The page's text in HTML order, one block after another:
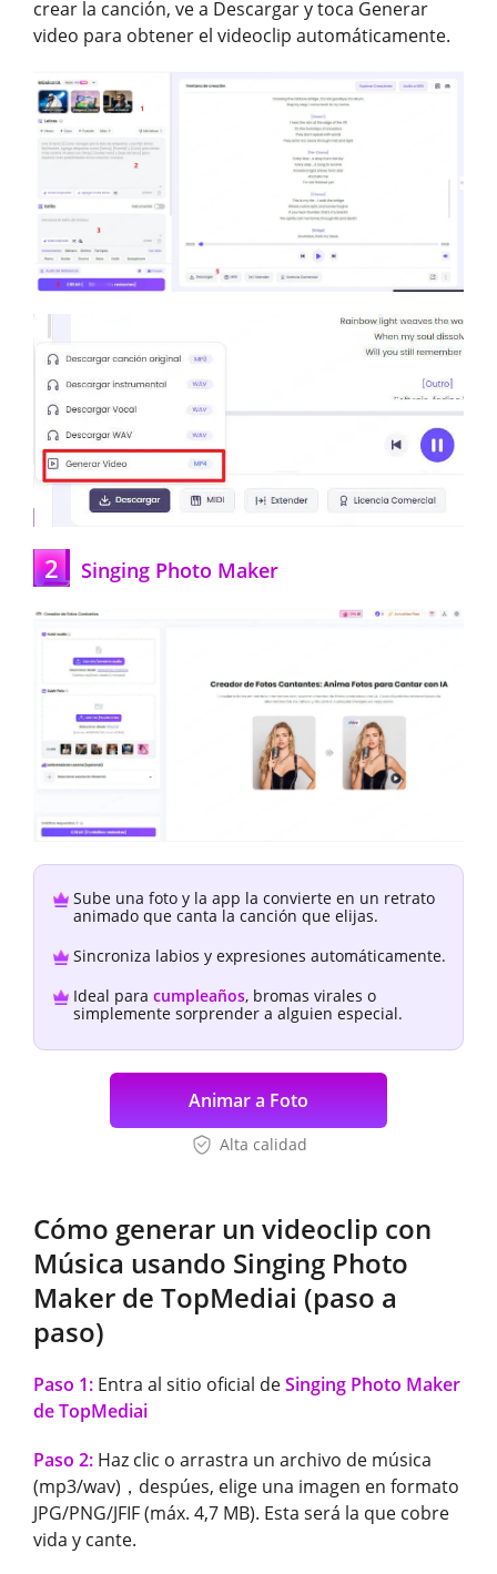
crear la canción, ve a Descargar y toca Generar
video para obtener el videoclip automáticamente.
2 Singing Photo Maker
Sube una foto y la app la convierte en un retrato
animado que canta la canción que elijas.
Sincroniza labios y expresiones automáticamente.
Ideal para cumpleaños, bromas virales o
simplemente sorprender a alguien especial.
Animar a Foto
Alta calidad
Cómo generar un videoclip con
Música usando Singing Photo
Maker de TopMediai (paso a
paso)
Paso 1: Entra al sitio oficial deSinging Photo Maker
de TopMediai
Paso 2: Haz clic o arrastra un archivo de música
(mp3/wav)，despúes, elige una imagen en formato
JPG/PNG/JFIF (máx. 4,7 MB). Esta será la que cobre
vida y cante.